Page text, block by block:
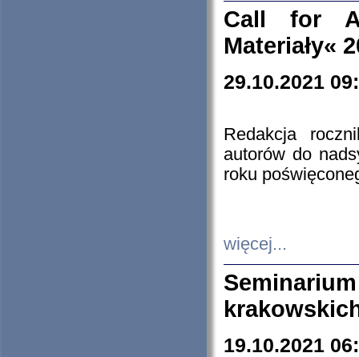
Call for
Materiały«
29.10.2021
Redakcja
autorów do
roku
więcej...
19.10.2021